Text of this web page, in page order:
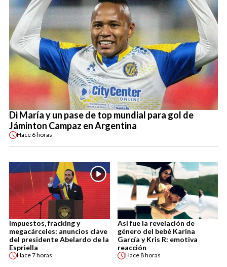
Di María y un pase de top mundial para gol de
Jáminton Campaz en Argentina
Hace 6 horas
Impuestos, fracking y
megacárceles: anuncios clave
del presidente Abelardo de la
Espriella
Hace7 horas
Así fue la revelación de
género del bebé Karina
García y Kris R: emotiva
reacción
Hace8 horas